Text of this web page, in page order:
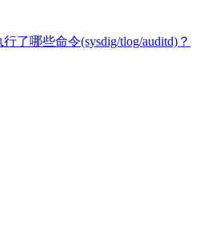
了哪些命令(sysdig/tlog/auditd)？